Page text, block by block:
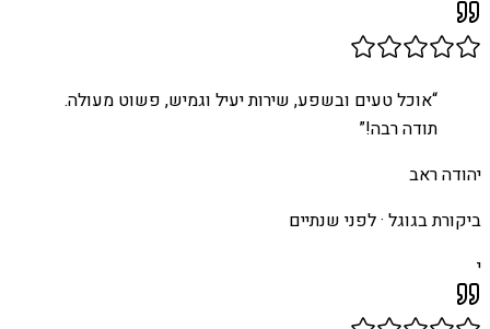
“אוכל טעים ובשפע, שירות יעיל וגמיש, פשוט מעולה.
תודה רבה!”
יהודה ראב
ביקורת בגוגל ·לפני שנתיים
י